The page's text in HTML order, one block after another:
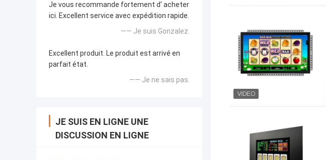
Je vous recommande fortement d' acheter
ici. Excellent service avec expédition rapide.
—— Je suis Gonzalez.
Excellent produit. Le produit est arrivé en
parfait état.
—— Je ne sais pas.
JE SUIS EN LIGNE UNE
DISCUSSION EN LIGNE